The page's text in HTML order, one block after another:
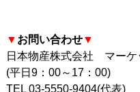
▼ お問い合わせ▼
日本物産株式会社 マーケ
(平日9：00～17：00)
TEL 03-5550-9404(代表)